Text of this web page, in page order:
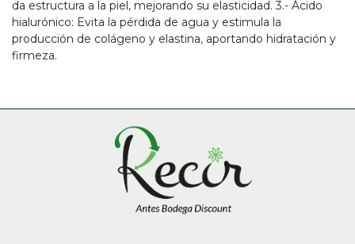
da estructura a la piel, mejorando su elasticidad. 3.- Ácido
hialurónico: Evita la pérdida de agua y estimula la
producción de colágeno y elastina, aportando hidratación y
firmeza.